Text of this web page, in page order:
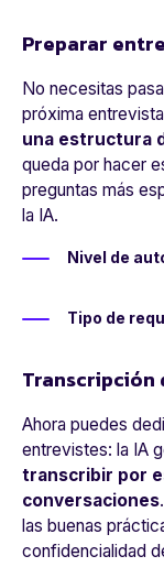
Preparar
No necesitas
próxima
una estructura
queda por hacer
preguntas más
la IA.
Nivel de
Tipo de
Transcripción
Ahora puedes
entrevistes: la IA
transcribir por
conversaciones
las buenas
confidencialidad